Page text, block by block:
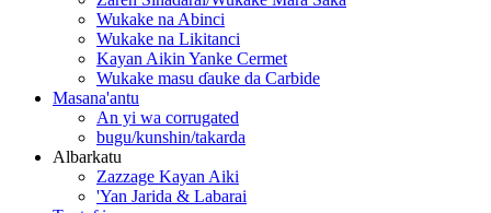
Wukake na Abinci
Wukake na Likitanci
Kayan Aikin Yanke Cermet
Wukake masu ɗauke da Carbide
Masana'antu
An yi wa corrugated
bugu/kunshin/takarda
Albarkatu
Zazzage Kayan Aiki
'Yan Jarida & Labarai